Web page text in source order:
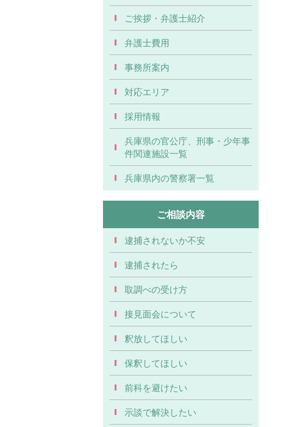
ご挨拶・弁護士紹介
弁護士費用
事務所案内
対応エリア
採用情報
兵庫県の官公庁、刑事・少年事
件関連施設一覧
兵庫県内の警察署一覧
ご相談内容
逮捕されないか不安
逮捕されたら
取調べの受け方
接見面会について
釈放してほしい
保釈してほしい
前科を避けたい
示談で解決したい